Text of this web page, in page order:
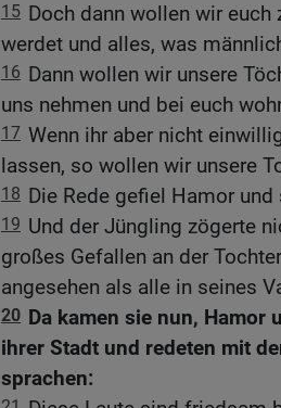
15 Doch dann wollen wir euch
werdet und alles, was
16 Dann wollen wir unsere
uns nehmen und bei euch
17 Wenn ihr aber nicht
lassen, so wollen wir unsere
18 Die Rede gefiel Hamor
19 Und der Jüngling zögerte
großes Gefallen an der
angesehen als alle in seines
20 Da kamen sie nun, Hamor
ihrer Stadt und redeten mit
sprachen: